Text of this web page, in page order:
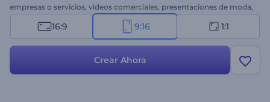
empresas o servicios, videos comerciales, presentaciones de moda,
anuncios dinámicos o cualquier otro proyecto, esta plantilla versátil
es la elección perfecta. Selecciona las escenas y personalízalas con
16:9 9:16 1:1
Crear Ahora